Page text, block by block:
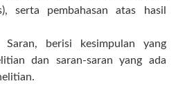
serta pembahasan atas hasil
berisi kesimpulan yang
dan saran-saran yang ada